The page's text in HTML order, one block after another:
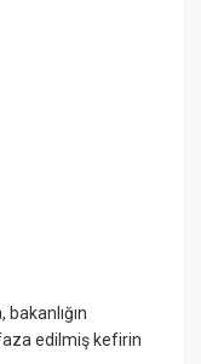
edilmiş kefirin